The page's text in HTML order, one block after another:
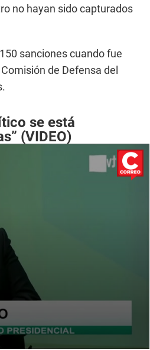
no hayan sido capturados
sanciones cuando fue
de Defensa del
se está
(VIDEO)